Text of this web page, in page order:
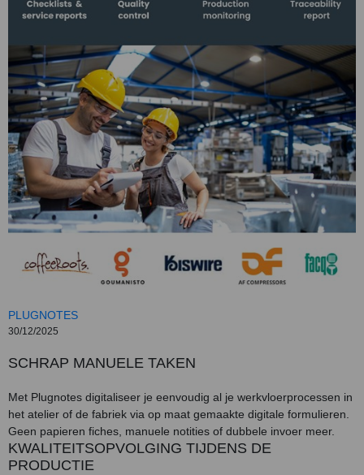
PLUGNOTES
30/12/2025
SCHRAP MANUELE TAKEN
Met Plugnotes digitaliseer je eenvoudig al je werkvloerprocessen in
het atelier of de fabriek via op maat gemaakte digitale formulieren.
Geen papieren fiches, manuele notities of dubbele invoer meer.
KWALITEITSOPVOLGING TIJDENS DE
PRODUCTIE